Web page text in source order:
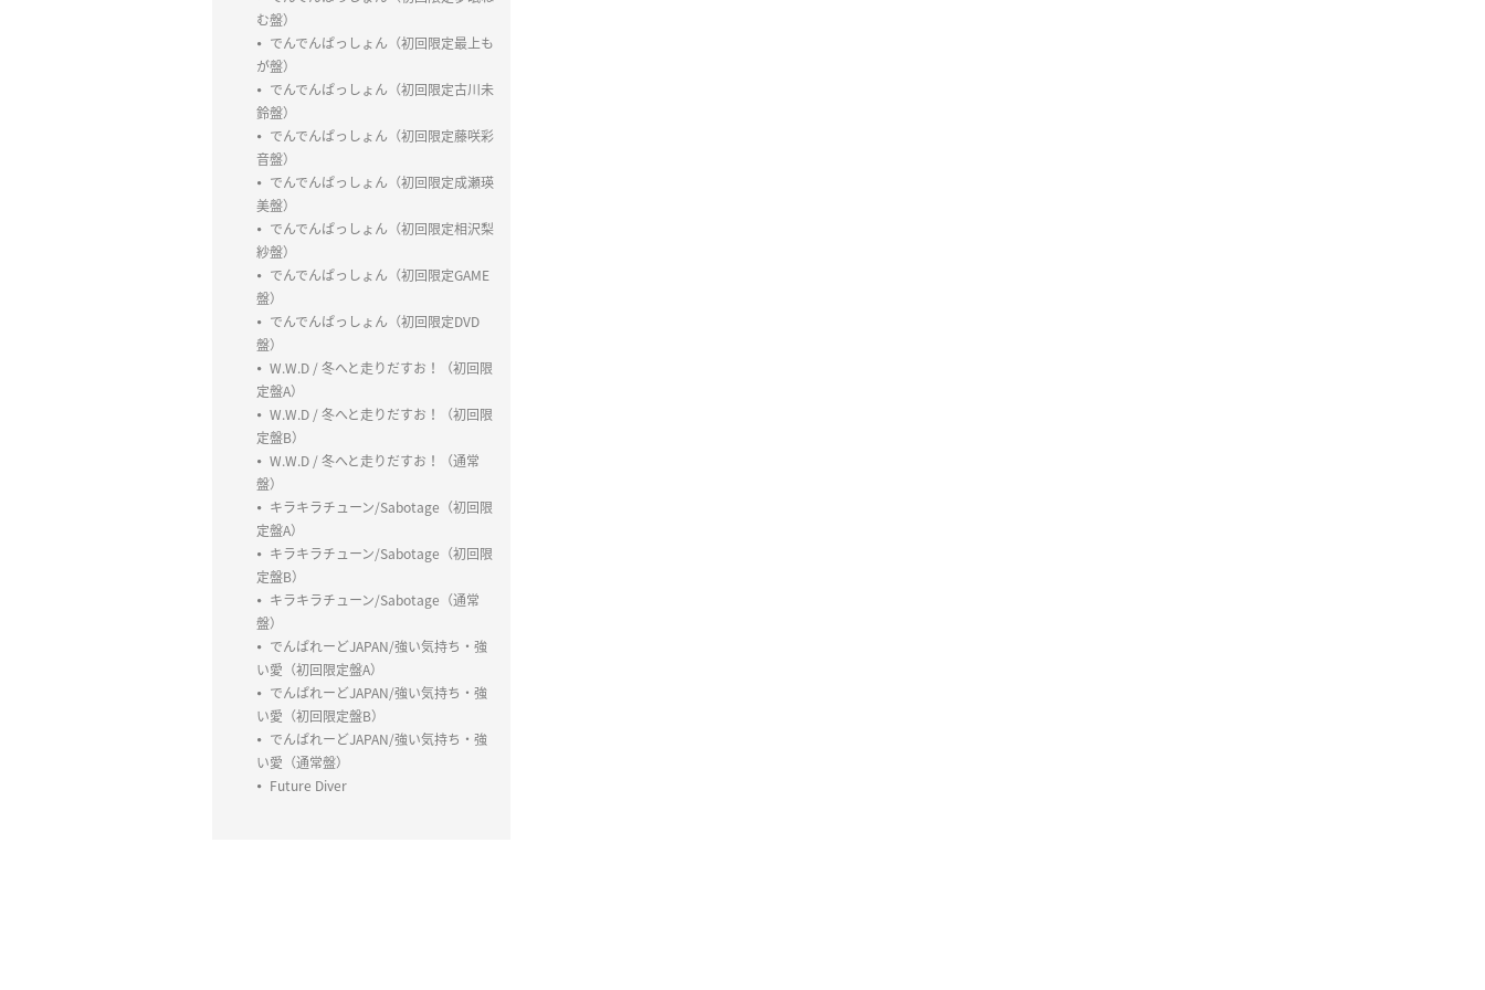
む盤）
でんでんぱっしょん（初回限定最上も
が盤）
でんでんぱっしょん（初回限定古川未
鈴盤）
でんでんぱっしょん（初回限定藤咲彩
音盤）
でんでんぱっしょん（初回限定成瀬瑛
美盤）
でんでんぱっしょん（初回限定相沢梨
紗盤）
でんでんぱっしょん（初回限定GAME
盤）
でんでんぱっしょん（初回限定DVD
盤）
W.W.D / 冬へと走りだすお！（初回限
定盤A）
W.W.D / 冬へと走りだすお！（初回限
定盤B）
W.W.D / 冬へと走りだすお！（通常
盤）
キラキラチューン/Sabotage（初回限
定盤A）
キラキラチューン/Sabotage（初回限
定盤B）
キラキラチューン/Sabotage（通常
盤）
でんぱれーどJAPAN/強い気持ち・強
い愛（初回限定盤A）
でんぱれーどJAPAN/強い気持ち・強
い愛（初回限定盤B）
でんぱれーどJAPAN/強い気持ち・強
い愛（通常盤）
Future Diver